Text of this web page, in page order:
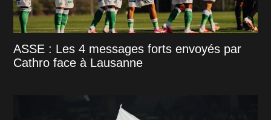
ASSE : Les 4 messages forts envoyés par
Cathro face à Lausanne